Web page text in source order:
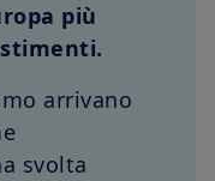
più
arrivano
svolta